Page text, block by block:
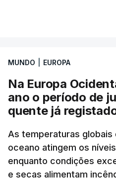
tinha chegado o resultado
exames, mas ainda não
Alguns encarregados de
até à escola para ver o
tinha sido divulgado.
incorreções e aguardam
plataforma Inovar.
MUNDO EUROPA
Na Europa
ano o período de
quente já
As temperaturas
oceano atingem os
enquanto condições
e secas alimentam